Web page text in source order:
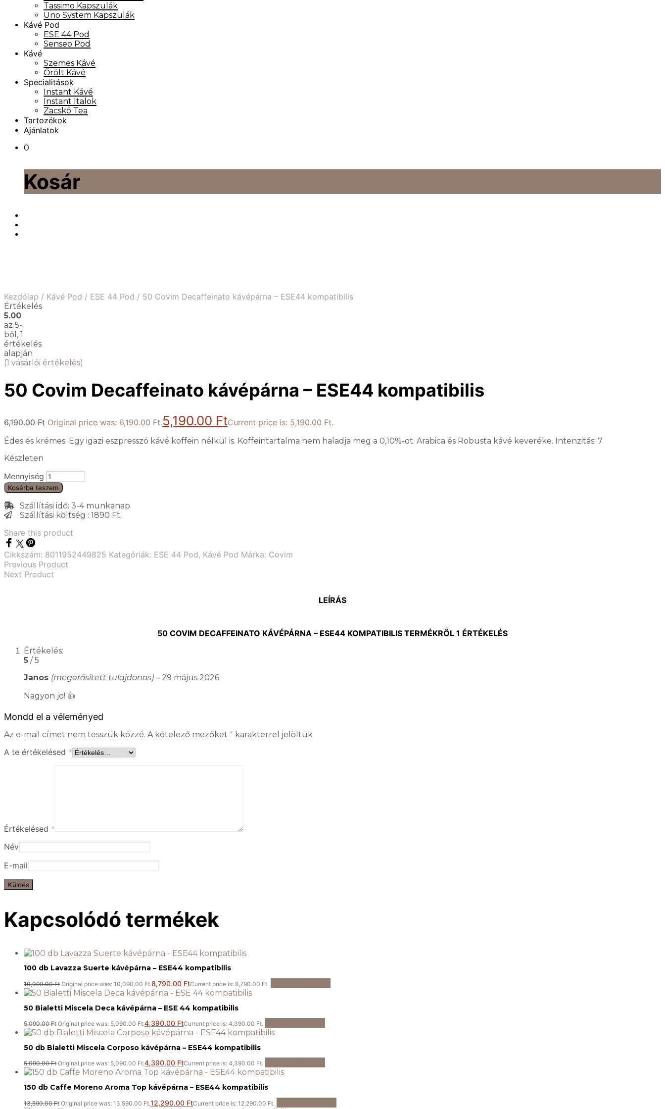
Tassimo Kapszulák
Uno System Kapszulák
Kávé Pod
ESE 44 Pod
Senseo Pod
Kávé
Szemes Kávé
Őrölt Kávé
Specialitások
Instant Kávé
Instant Italok
Zacskó Tea
Tartozékok
Ajánlatok
0
Kosár
Kezdőlap / Kávé Pod / ESE 44 Pod / 50 Covim Decaffeinato kávépárna – ESE44 kompatibilis
Értékelés
5.00
az 5-
ből, 1
értékelés
alapján
(1 vásárlói értékelés)
50 Covim Decaffeinato kávépárna – ESE44 kompatibilis
6,190.00Ft Original price was: 6,190.00 Ft.5,190.00 FtCurrent price is: 5,190.00 Ft.
Édes és krémes. Egy igazi eszpresszó kávé koffein nélkül is. Koffeintartalma nem haladja meg a 0,10%-ot. Arabica és Robusta kávé keveréke. Intenzitás: 7
Készleten
Mennyiség
Kosárba teszem
Szállítási idő: 3-4 munkanap
Szállítási költség : 1890 Ft.
Share this product
Cikkszám: 8011952449825 Kategóriák: ESE 44 Pod, Kávé Pod Márka: Covim
Previous Product
Next Product
LEÍRÁS
50 COVIM DECAFFEINATO KÁVÉPÁRNA – ESE44 KOMPATIBILIS TERMÉKRŐL 1 ÉRTÉKELÉS
Értékelés:
5 / 5
Janos (megerősített tulajdonos) – 29 május 2026
Nagyon jo! 👍
Mondd el a véleményed
Az e-mail címet nem tesszük közzé. A kötelező mezőket * karakterrel jelöltük
A te értékelésed *
Értékelésed *
Név
E-mail
Kapcsolódó termékek
100 db Lavazza Suerte kávépárna – ESE44 kompatibilis
10,090.00Ft Original price was: 10,090.00 Ft.8,790.00 FtCurrent price is: 8,790.00 Ft.
50 Bialetti Miscela Deca kávépárna – ESE 44 kompatibilis
5,090.00Ft Original price was: 5,090.00 Ft.4,390.00 FtCurrent price is: 4,390.00 Ft.
50 db Bialetti Miscela Corposo kávépárna – ESE44 kompatibilis
5,090.00Ft Original price was: 5,090.00 Ft.4,390.00 FtCurrent price is: 4,390.00 Ft.
150 db Caffe Moreno Aroma Top kávépárna – ESE44 kompatibilis
13,590.00Ft Original price was: 13,590.00 Ft.12,290.00 FtCurrent price is: 12,290.00 Ft.